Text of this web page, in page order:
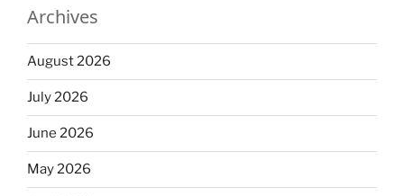
Archives
August 2026
July 2026
June 2026
May 2026